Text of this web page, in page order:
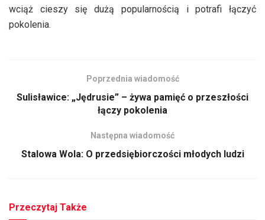
wciąż cieszy się dużą popularnością i potrafi łączyć
pokolenia.
Poprzednia wiadomość
Sulisławice: „Jędrusie” – żywa pamięć o przeszłości
łączy pokolenia
Następna wiadomość
Stalowa Wola: O przedsiębiorczości młodych ludzi
Przeczytaj Także